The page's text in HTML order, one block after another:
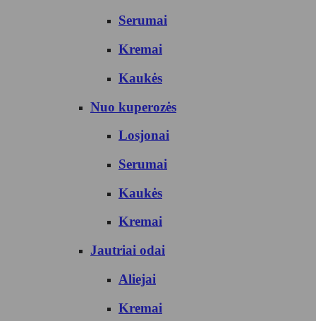
Serumai
Kremai
Kaukės
Nuo kuperozės
Losjonai
Serumai
Kaukės
Kremai
Jautriai odai
Aliejai
Kremai